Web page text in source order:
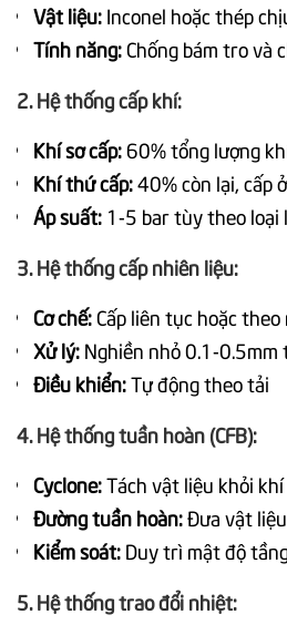
Vật liệu: Inconel hoặc thép
Tính năng:Chống bám tro và
2. Hệ thống cấp khí:
Khí sơ cấp:60% tổng lượng
Khí thứ cấp:40% còn lại, cấp
Áp suất: 1-5 bar tùy theo loại
3. Hệ thống cấp nhiên liệu:
Cơ chế:Cấp liên tục hoặc theo
Xử lý: Nghiền nhỏ 0.1-0.5mm
Điều khiển:Tự động theo tải
4. Hệ thống tuần hoàn (CFB):
Cyclone:Tách vật liệu khỏi
Đường tuần hoàn:Đưa vật
Kiểm soát: Duy trì mật độ
5. Hệ thống trao đổi nhiệt: